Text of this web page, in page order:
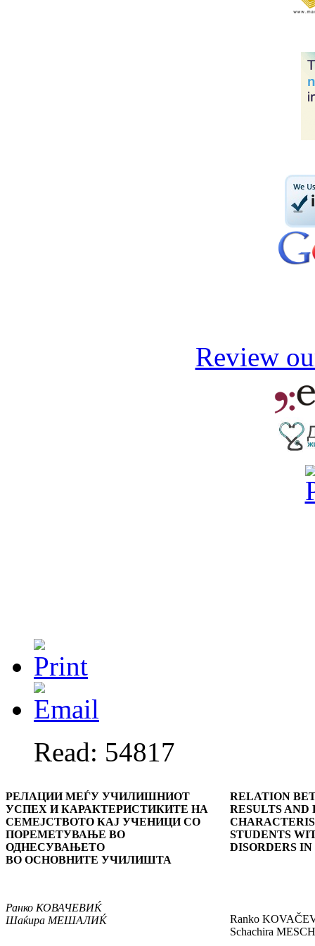
Review
Read: 54817
РЕЛАЦИИ МЕЃУ УЧИЛИШНИОТ
УСПЕХ И КАРАКТЕРИСТИКИТЕ НА
СЕМЕЈСТВОТО КАЈ УЧЕНИЦИ СО
ПОРЕМЕТУВАЊЕ ВО
ОДНЕСУВАЊЕТО
ВО ОСНОВНИТЕ УЧИЛИШТА
Ранко КОВАЧЕВИЌ
Шаќира МЕШАЛИЌ
RELATION
RESULTS AND
STUDENTS
DISORDERS
Ranko
Schachira